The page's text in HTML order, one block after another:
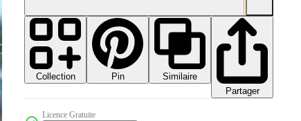
Collection Pin
Similaire
Partager
Licence Gratuite